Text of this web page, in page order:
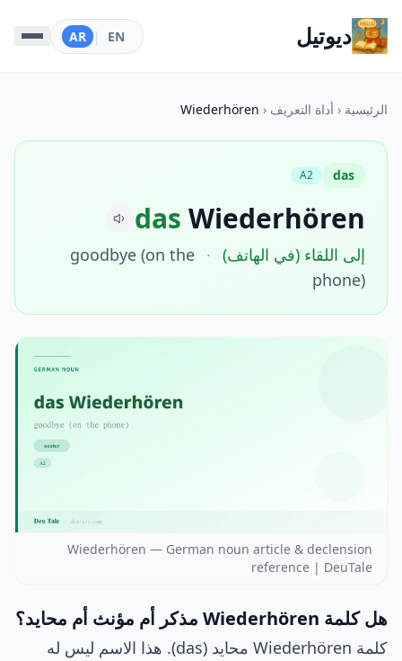
ديوتيل EN
|
AR
الرئيسية ‹ أداة التعريف ‹
Wiederhören
das
A2
das Wiederhören
إلى اللقاء (في الهاتف) ·
goodbye (on the
phone)
Wiederhören — German noun article & declension
reference | DeuTale
هل كلمة Wiederhören مذكر أم مؤنث أم محايد؟
كلمة Wiederhören محايد (das). هذا الاسم ليس له